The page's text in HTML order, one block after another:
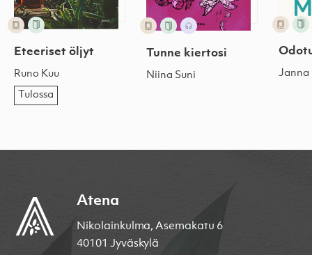
Eteeriset öljyt
Runo Kuu
Tulossa
Tunne kiertosi
Niina Suni Janna
Atena
Nikolainkulma, Asemakatu 6
40101 Jyväskylä